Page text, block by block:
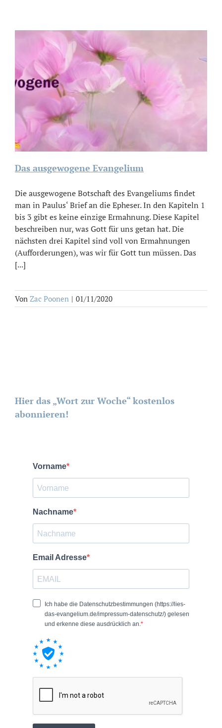
Das ausgewogene Evangelium
Die ausgewogene Botschaft des Evangeliums findet
man in Paulus‘ Brief an die Epheser. In den Kapiteln 1
bis 3 gibt es keine einzige Ermahnung. Diese Kapitel
beschreiben nur, was Gott für uns getan hat. Die
nächsten drei Kapitel sind voll von Ermahnungen
(Aufforderungen), was wir für Gott tun müssen. Das
[...]
Von Zac Poonen | 01/11/2020
Hier das „Wort zur Woche“ kostenlos
abonnieren!